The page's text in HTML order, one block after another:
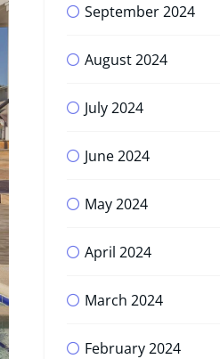
September 2024
August 2024
July 2024
June 2024
May 2024
April 2024
March 2024
February 2024